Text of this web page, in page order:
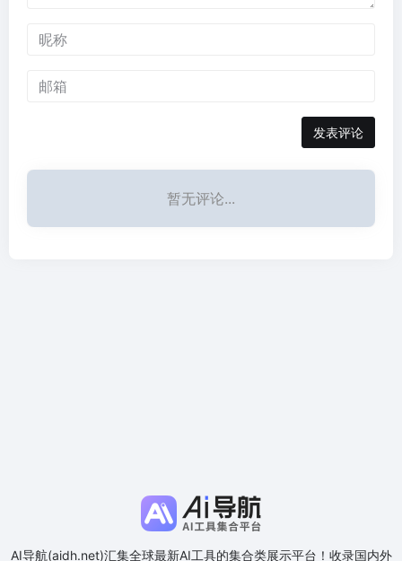
发表评论
暂无评论...
AI导航(aidh.net)汇集全球最新AI工具的集合类展示平台！收录国内外